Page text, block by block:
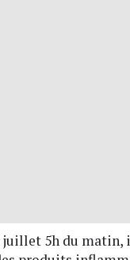
juillet 5h du